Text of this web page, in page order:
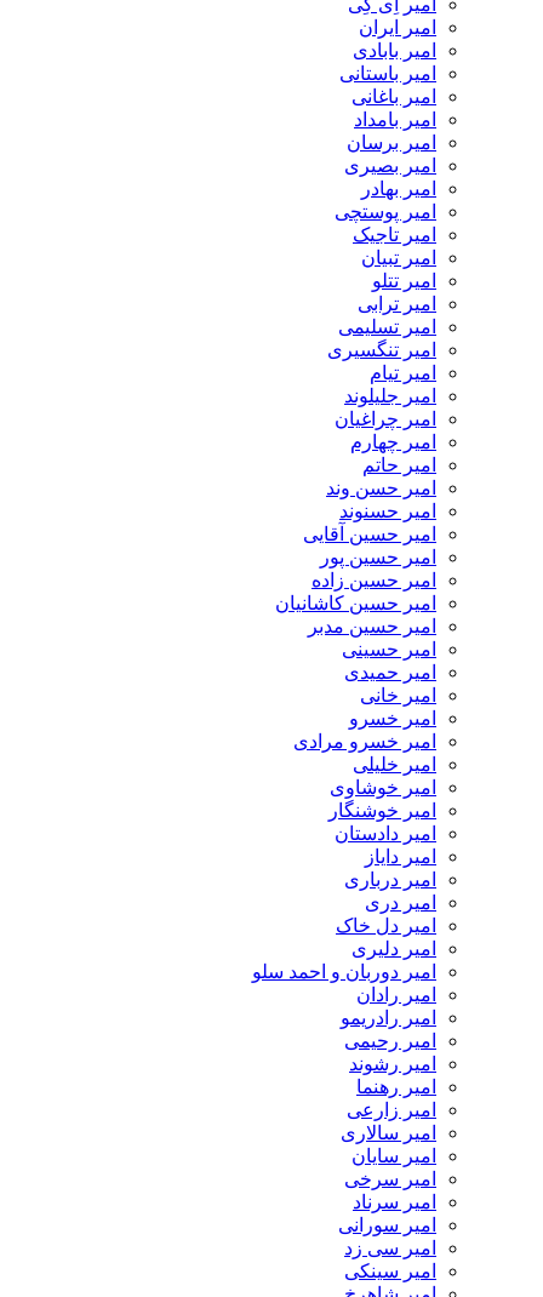
امیر اِی کِی
امیر ایران
امیر بابادی
امیر باستانی
امیر باغانی
امیر بامداد
امیر برسان
امیر بصیری
امیر بهادر
امیر پوستچی
امیر تاجیک
امیر تبیان
امیر تتلو
امیر ترابی
امیر تسلیمی
امیر تنگسیری
امیر تیام
امیر جلیلوند
امیر چراغیان
امیر چهارم
امیر حاتم
امیر حسن وند
امیر حسنوند
امیر حسین آقایی
امیر حسین پور
امیر حسین زاده
امیر حسین کاشانیان
امیر حسین مدبر
امیر حسینی
امیر حمیدی
امیر خانی
امیر خسرو
امیر خسرو مرادی
امیر خلیلی
امیر خوشاوی
امیر خوشنگار
امیر دادستان
امیر دایاز
امیر درباری
امیر دری
امیر دل خاک
امیر دلیری
امیر دوربان و احمد سلو
امیر رادان
امیر رادریمو
امیر رحیمی
امیر رشوند
امیر رهنما
امیر زارعی
امیر سالاری
امیر سایان
امیر سرخی
امیر سرناد
امیر سورانی
امیر سی زد
امیر سینکی